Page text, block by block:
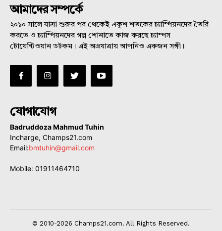
আমাদের সম্পর্কে
২০১০ সালে যাত্রা শুরুর পর থেকেই একুশ শতকের চ্যাম্পিয়নদের তৈরি
করতে ও চ্যাম্পিয়নদের গল্প শোনাতে কাজ করছে চ্যাম্পস
টোয়েন্টিওয়ান ডটকম। এই অগ্রযাত্রায় আপনিও একজন সঙ্গী।
যোগাযোগ
Badruddoza Mahmud Tuhin
Incharge, Champs21.com
Email:bmtuhin@gmail.com
Mobile: 01911464710
© 2010-2026 Champs21.com. All Rights Reserved.